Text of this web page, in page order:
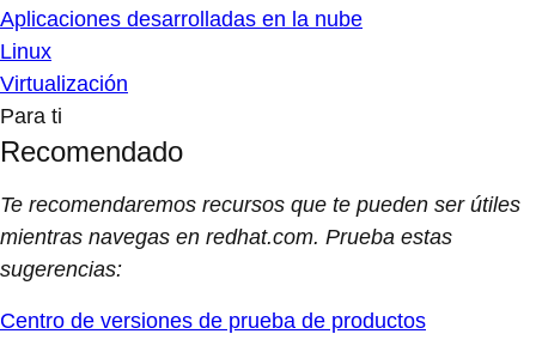
Aplicaciones desarrolladas en la nube
Linux
Virtualización
Para ti
Recomendado
Te recomendaremos recursos que te pueden ser útiles
mientras navegas en redhat.com. Prueba estas
sugerencias:
Centro de versiones de prueba de productos